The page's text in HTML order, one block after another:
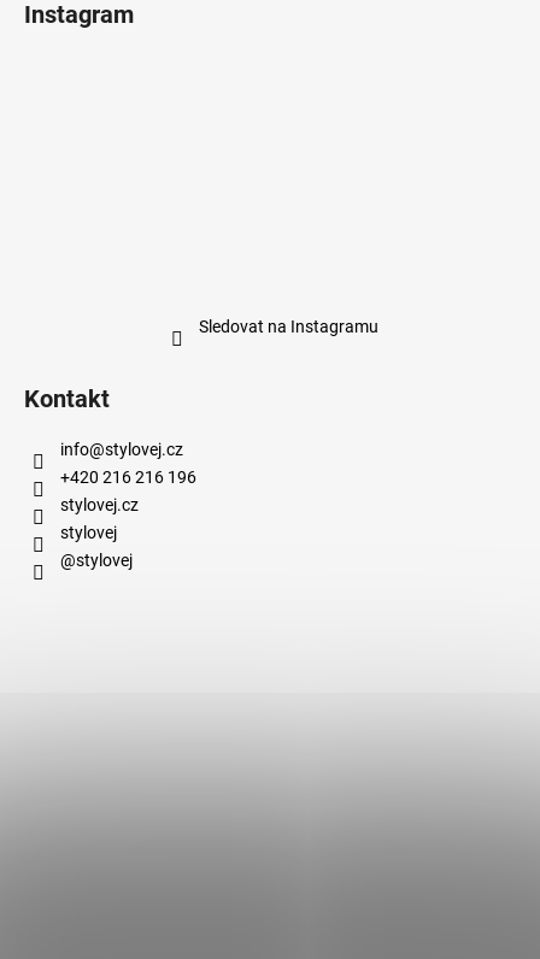
Instagram
Sledovat na Instagramu
Kontakt
info@stylovej.cz
+420 216 216 196
stylovej.cz
stylovej
@stylovej